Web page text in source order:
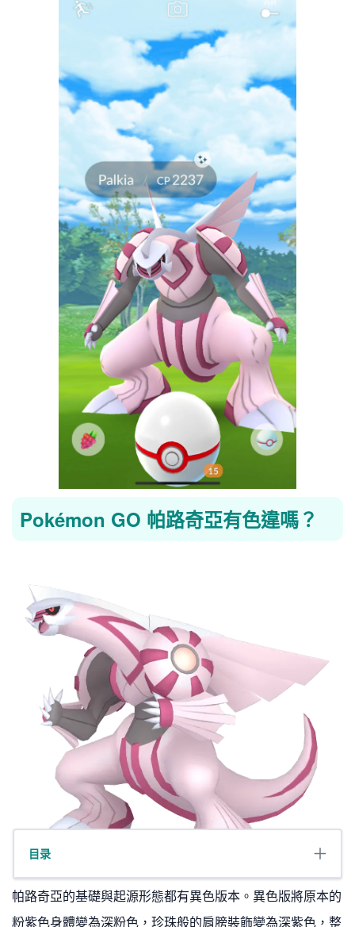
目录
Pokémon GO 帕路奇亞有色違嗎？
帕路奇亞的基礎與起源形態都有異色版本。異色版將原本的
粉紫色身體變為深粉色，珍珠般的肩膀裝飾變為深紫色，整